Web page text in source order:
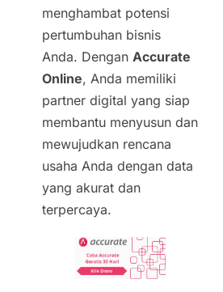
menghambat potensi
pertumbuhan bisnis
Anda. Dengan Accurate
Online, Anda memiliki
partner digital yang siap
membantu menyusun dan
mewujudkan rencana
usaha Anda dengan data
yang akurat dan
terpercaya.